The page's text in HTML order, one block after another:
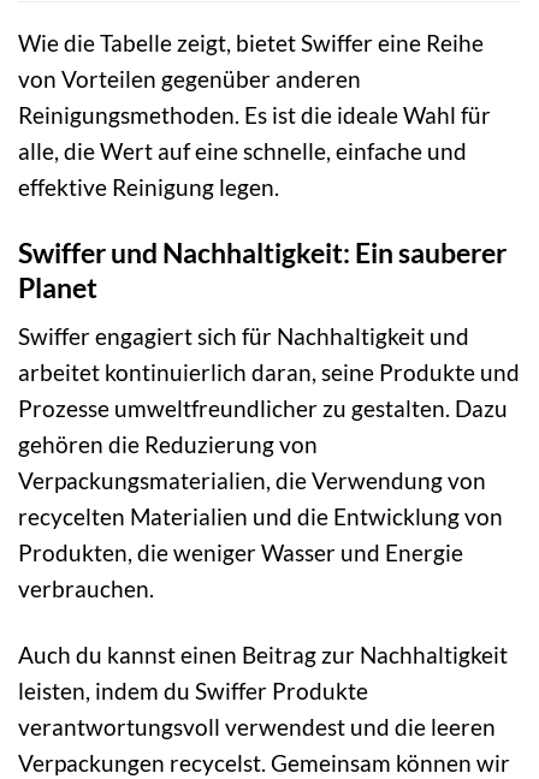
Wie die Tabelle zeigt, bietet Swiffer eine Reihe
von Vorteilen gegenüber anderen
Reinigungsmethoden. Es ist die ideale Wahl für
alle, die Wert auf eine schnelle, einfache und
effektive Reinigung legen.
Swiffer und Nachhaltigkeit: Ein sauberer
Planet
Swiffer engagiert sich für Nachhaltigkeit und
arbeitet kontinuierlich daran, seine Produkte und
Prozesse umweltfreundlicher zu gestalten. Dazu
gehören die Reduzierung von
Verpackungsmaterialien, die Verwendung von
recycelten Materialien und die Entwicklung von
Produkten, die weniger Wasser und Energie
verbrauchen.
Auch du kannst einen Beitrag zur Nachhaltigkeit
leisten, indem du Swiffer Produkte
verantwortungsvoll verwendest und die leeren
Verpackungen recycelst. Gemeinsam können wir